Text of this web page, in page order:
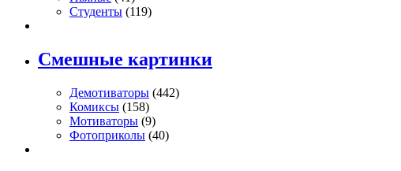
Студенты (119)
Смешные картинки
Демотиваторы (442)
Комиксы (158)
Мотиваторы (9)
Фотоприколы (40)